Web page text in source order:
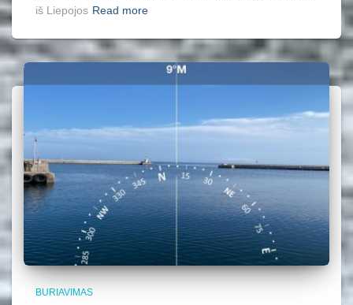
iš Liepojos Read more
BURIAVIMAS